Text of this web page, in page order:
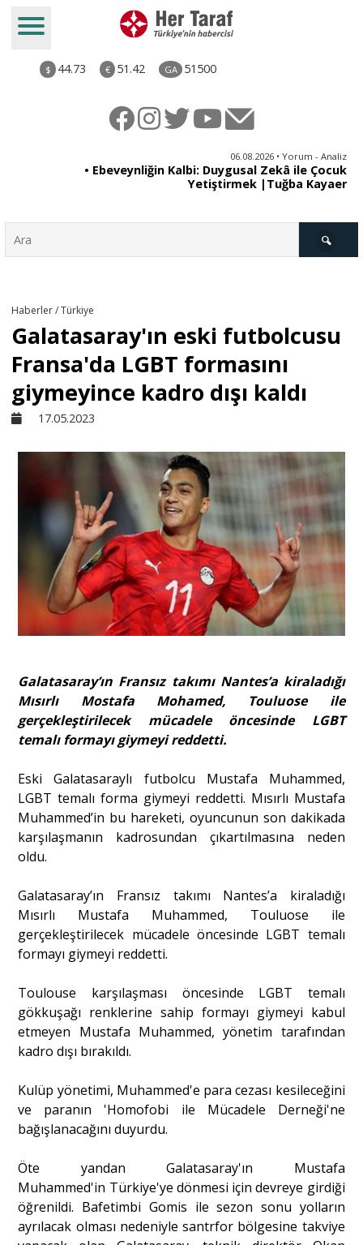
$ 44.73 € 51.42 GA 51500
06.08.2026 • Yorum - Analiz
• Ebeveynliğin Kalbi: Duygusal Zekâ ile Çocuk
Yetiştirmek |Tuğba Kayaer
Derkenar
Sivil Toplum
Kültür - Sanat
Ekonomi
Dünya
Yorum - Analiz
Yazı Dizisi
Portre
Yazarlar
Eğitim
Dosya Haber
Ankara Analiz
Sağlık
Haberler / Türkiye
Galatasaray'ın eski futbolcusu
Fransa'da LGBT formasını
giymeyince kadro dışı kaldı
17.05.2023
Galatasaray’ın Fransız takımı Nantes’a kiraladığı
Mısırlı Mostafa Mohamed, Touluose ile
gerçekleştirilecek mücadele öncesinde LGBT
temalı formayı giymeyi reddetti.
Eski Galatasaraylı futbolcu Mustafa Muhammed,
LGBT temalı forma giymeyi reddetti. Mısırlı Mustafa
Muhammed’in bu hareketi, oyuncunun son dakikada
karşılaşmanın kadrosundan çıkartılmasına neden
oldu.
Galatasaray’ın Fransız takımı Nantes’a kiraladığı
Mısırlı Mustafa Muhammed, Touluose ile
gerçekleştirilecek mücadele öncesinde LGBT temalı
formayı giymeyi reddetti.
Toulouse karşılaşması öncesinde LGBT temalı
gökkuşağı renklerine sahip formayı giymeyi kabul
etmeyen Mustafa Muhammed, yönetim tarafından
kadro dışı bırakıldı.
Kulüp yönetimi, Muhammed'e para cezası kesileceğini
ve paranın 'Homofobi ile Mücadele Derneği'ne
bağışlanacağını duyurdu.
Öte yandan Galatasaray'ın Mustafa
Muhammed'in Türkiye'ye dönmesi için devreye girdiği
öğrenildi. Bafetimbi Gomis ile sezon sonu yolların
ayrılacak olması nedeniyle santrfor bölgesine takviye